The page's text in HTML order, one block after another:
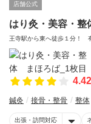
店舗公式
はり灸・美容・
王寺駅から東へ徒歩１分！
4.42
鍼灸 接骨・整骨 整体
出張・訪問対応